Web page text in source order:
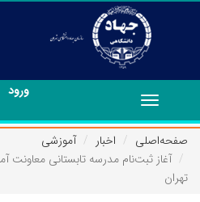
ورود
Toggle
navigation
صفحه‌اصلی
اخبار
آموزشی
آغاز ثبت‌نام مدرسه تابستانی معاونت
تهران